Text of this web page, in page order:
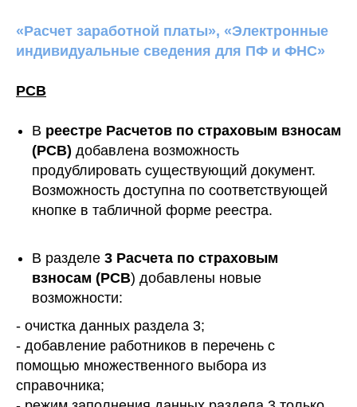
«Расчет заработной платы», «Электронные
индивидуальные сведения для ПФ и ФНС»
РСВ
В реестре Расчетов по страховым взносам
(РСВ) добавлена возможность
продублировать существующий документ.
Возможность доступна по соответствующей
кнопке в табличной форме реестра.
В разделе 3 Расчета по страховым
взносам (РСВ) добавлены новые
возможности:
- очистка данных раздела 3;
- добавление работников в перечень с
помощью множественного выбора из
справочника;